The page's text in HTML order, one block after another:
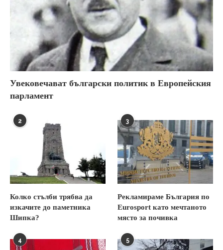
Увековечават български политик в Европейския
парламент
2
Колко стълби трябва да
изкачите до паметника
Шипка?
3
Рекламираме България по
Eurosport като мечтаното
място за почивка
4 5